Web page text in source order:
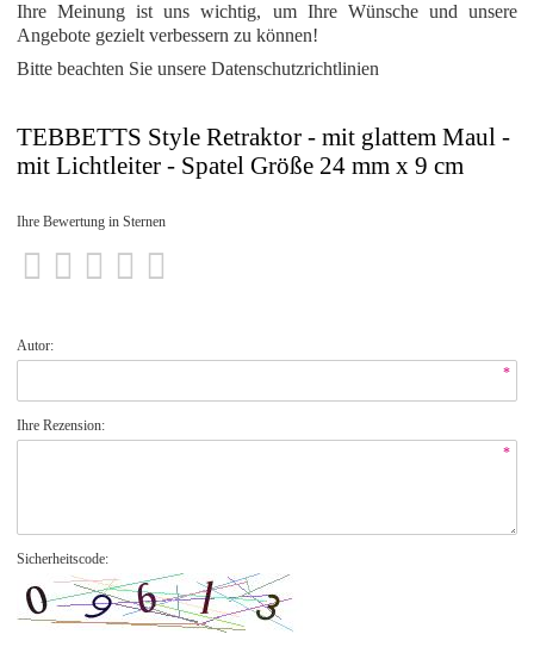
Ihre Meinung ist uns wichtig, um Ihre Wünsche und unsere
Angebote gezielt verbessern zu können!
Bitte beachten Sie unsere Datenschutzrichtlinien
TEBBETTS Style Retraktor - mit glattem Maul -
mit Lichtleiter - Spatel Größe 24 mm x 9 cm
Ihre Bewertung in Sternen
Autor:
*
Ihre Rezension:
*
Sicherheitscode: